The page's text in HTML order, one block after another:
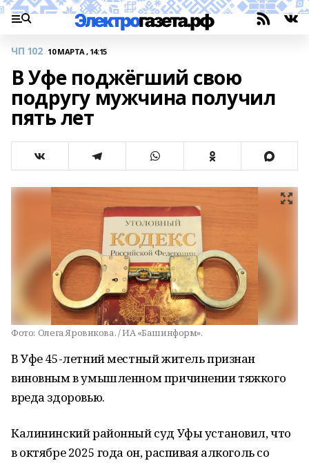
ЧП 102 10 МАРТА , 14:15
В Уфе поджёгший свою
подругу мужчина получил
пять лет
Фото: Олега Яровикова. / ИА «Башинформ».
В Уфе 45-летний местный житель признан
виновным в умышленном причинении тяжкого
вреда здоровью.
Калининский районный суд Уфы установил, что
в октябре 2025 года он, распивая алкоголь со